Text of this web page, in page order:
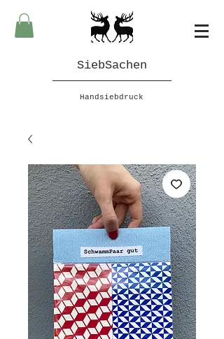
SiebSachen
Handsiebdruck